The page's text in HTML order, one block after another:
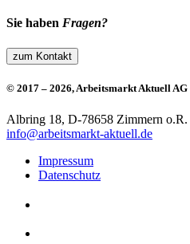
Sie haben Fragen?
zum Kontakt
© 2017 – 2026, Arbeitsmarkt Aktuell AG
Albring 18, D-78658 Zimmern o.R.
info@arbeitsmarkt-aktuell.de
Impressum
Datenschutz